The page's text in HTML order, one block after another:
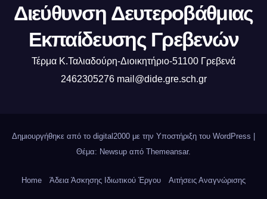
Διεύθυνση Δευτεροβάθμιας
Εκπαίδευσης Γρεβενών
Τέρμα Κ.Ταλιαδούρη-Διοικητήριο-51100 Γρεβενά
2462305276 mail@dide.gre.sch.gr
Δημιουργήθηκε από το digital2000 με την Υποστήριξη του WordPress
Θέμα: Newsup από Themeansar.
Home Άδεια Άσκησης Ιδιωτικού Έργου Αιτήσεις Αναγνώρισης